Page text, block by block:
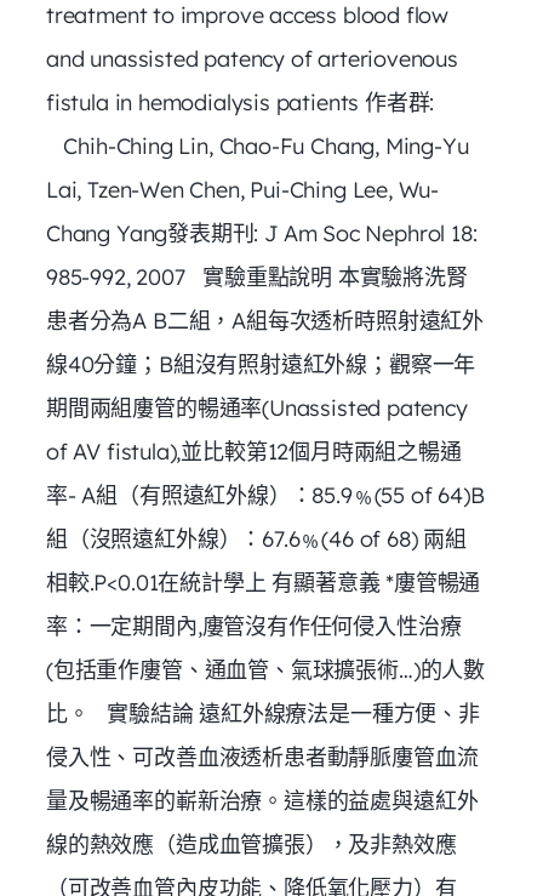
treatment to improve access blood flow
and unassisted patency of arteriovenous
fistula in hemodialysis patients 作者群:
Chih-Ching Lin, Chao-Fu Chang, Ming-Yu
Lai, Tzen-Wen Chen, Pui-Ching Lee, Wu-
Chang Yang發表期刊: J Am Soc Nephrol 18:
985-992, 2007 實驗重點說明 本實驗將洗腎
患者分為A B二組，A組每次透析時照射遠紅外
線40分鐘；B組沒有照射遠紅外線；觀察一年
期間兩組廔管的暢通率(Unassisted patency
of AV fistula),並比較第12個月時兩組之暢通
率- A組（有照遠紅外線）：85.9﹪(55 of 64)B
組（沒照遠紅外線）：67.6﹪(46 of 68) 兩組
相較.P<0.01在統計學上 有顯著意義 *廔管暢通
率：一定期間內,廔管沒有作任何侵入性治療
(包括重作廔管、通血管、氣球擴張術…)的人數
比。 實驗結論 遠紅外線療法是一種方便、非
侵入性、可改善血液透析患者動靜脈廔管血流
量及暢通率的嶄新治療。這樣的益處與遠紅外
線的熱效應（造成血管擴張），及非熱效應
（可改善血管內皮功能、降低氧化壓力）有